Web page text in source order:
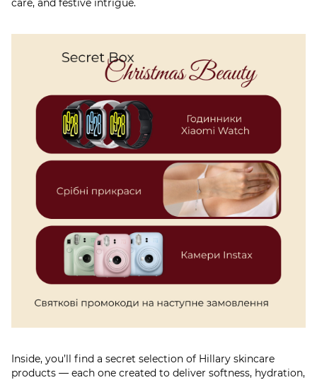
care, and festive intrigue.
Inside, you’ll find a secret selection of Hillary skincare
products — each one created to deliver softness, hydration,